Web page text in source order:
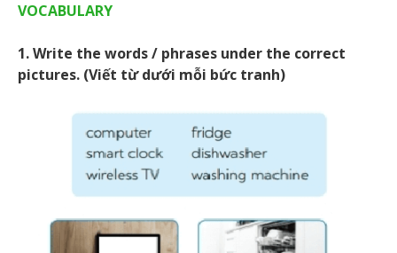
VOCABULARY
1. Write the words / phrases under the correct
pictures. (Viết từ dưới mỗi bức tranh)